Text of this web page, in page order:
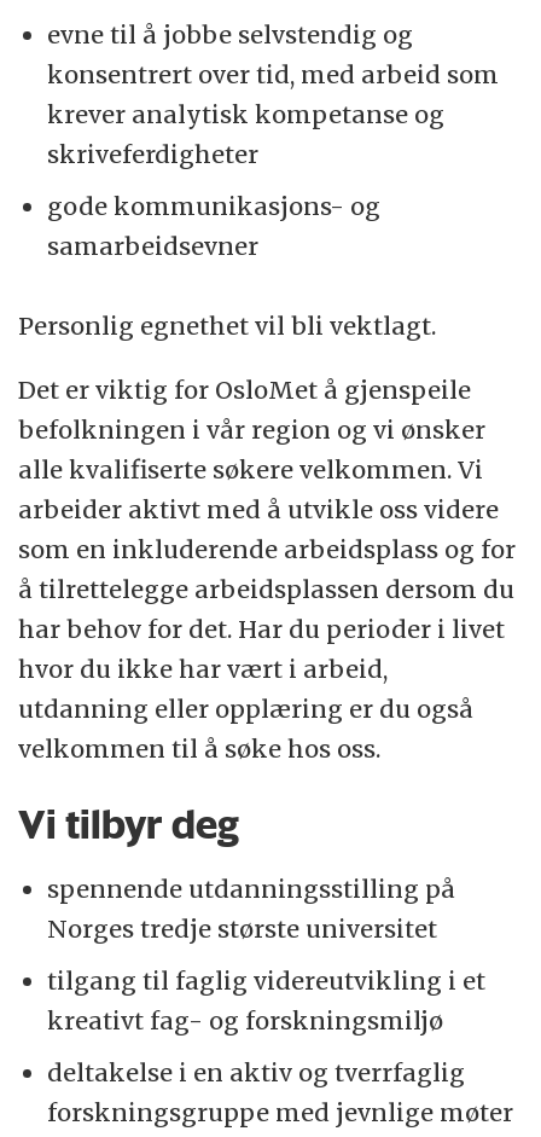
evne til å jobbe selvstendig og
konsentrert over tid, med arbeid som
krever analytisk kompetanse og
skriveferdigheter
gode kommunikasjons- og
samarbeidsevner
Personlig egnethet vil bli vektlagt.
Det er viktig for OsloMet å gjenspeile
befolkningen i vår region og vi ønsker
alle kvalifiserte søkere velkommen. Vi
arbeider aktivt med å utvikle oss videre
som en inkluderende arbeidsplass og for
å tilrettelegge arbeidsplassen dersom du
har behov for det. Har du perioder i livet
hvor du ikke har vært i arbeid,
utdanning eller opplæring er du også
velkommen til å søke hos oss.
Vi tilbyr deg
spennende utdanningsstilling på
Norges tredje største universitet
tilgang til faglig videreutvikling i et
kreativt fag- og forskningsmiljø
deltakelse i en aktiv og tverrfaglig
forskningsgruppe med jevnlige møter